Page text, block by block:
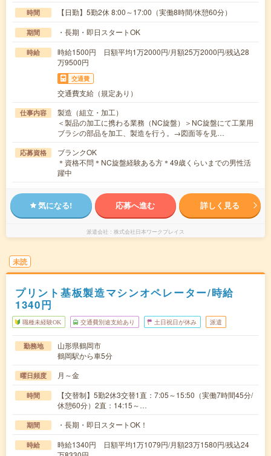
時間 【日勤】5勤2休 8:00～17:00（実働8時間/休憩60分）
期間 ・長期・即日スタートOK
時給
時給1500円 日額平均1万2000円/月額25万2000円/残込28
万9500円
交通費
交通費支給（規定あり）
仕事内容
製造（組立・加工）
＜製品の加工に携わる業務（NC旋盤）＞NC旋盤にて工業用
ブラシの部品を加工、製造を行う。→図面等を見…
応募資格
ブランクOK
＊資格不問＊NC旋盤経験ある方＊49歳くらいまでの男性活
躍中
気になる! 応募へ進む 詳しく見る
派遣会社 株式会社日本ワークプレイス
未読
プリント基板製造マシンオペレーター/時給
1340円
職種未経験OK 交通費別途支給あり 土日祝日が休み 派遣
勤務地
山形県鶴岡市
鶴岡駅から車5分
曜日頻度 月～金
時間
【交替制】5勤2休3交替1直：7:05～15:50（実働7時間45分/
休憩60分）2直：14:15～…
期間 ・長期・即日スタートOK！
時給
時給1340円 日額平均1万1079円/月額23万1580円/残込24